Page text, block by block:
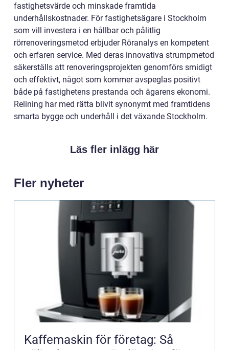
fastighetsvärde och minskade framtida
underhållskostnader. För fastighetsägare i Stockholm
som vill investera i en hållbar och pålitlig
rörrenoveringsmetod erbjuder Röranalys en kompetent
och erfaren service. Med deras innovativa strumpmetod
säkerställs att renoveringsprojekten genomförs smidigt
och effektivt, något som kommer avspeglas positivt
både på fastighetens prestanda och ägarens ekonomi.
Relining har med rätta blivit synonymt med framtidens
smarta bygge och underhåll i det växande Stockholm.
Läs fler inlägg här
Fler nyheter
Kaffemaskin för företag: Så